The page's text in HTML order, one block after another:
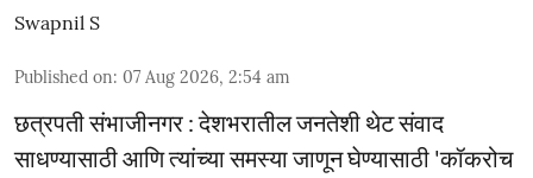
Swapnil S
Published on: 07 Aug 2026, 2:54 am
छत्रपती संभाजीनगर : देशभरातील जनतेशी थेट संवाद
साधण्यासाठी आणि त्यांच्या समस्या जाणून घेण्यासाठी 'कॉकरोच